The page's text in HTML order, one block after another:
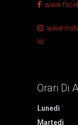
le/
Orari Di
Lunedì
Martedì